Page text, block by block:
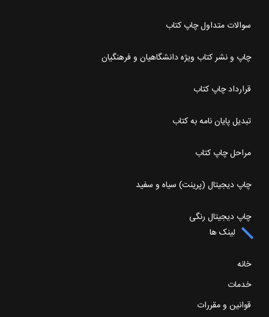
سوالات متداول چاپ کتاب
چاپ و نشر کتاب ویژه دانشگاهیان و فرهنگیان
قرارداد چاپ کتاب
تبدیل پایان نامه به کتاب
مراحل چاپ کتاب
چاپ دیجیتال (پرینت) سیاه و سفید
چاپ دیجیتال رنگی
لینک ها
خانه
خدمات
قوانین و مقررات